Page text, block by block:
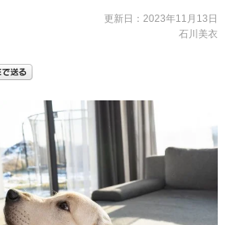
更新日：2023年11月13日
石川美衣